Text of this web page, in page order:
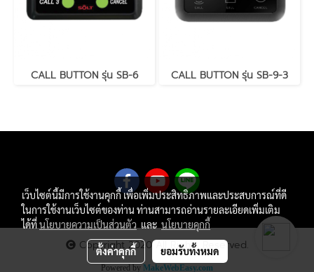
CALL BUTTON รุ่น SB-6 CALL BUTTON รุ่น SB-9-3
Copyright 2020 All Rights Reserved.
Powered by MakeWebEasy.com
เว็บไซต์นี้มีการใช้งานคุกกี้ เพื่อเพิ่มประสิทธิภาพและประสบการณ์ที่ดี
ในการใช้งานเว็บไซต์ของท่าน ท่านสามารถอ่านรายละเอียดเพิ่มเติม
ได้ที่นโยบายความเป็นส่วนตัว และ นโยบายคุกกี้
ตั้งค่าคุกกี้ ยอมรับทั้งหมด